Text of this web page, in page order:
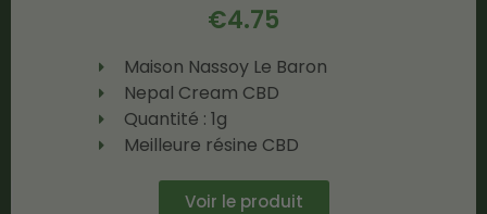
€4.75
Maison Nassoy Le Baron
Nepal Cream CBD
Quantité : 1g
Meilleure résine CBD
Voir le produit